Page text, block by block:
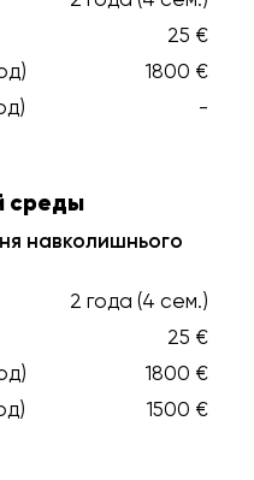
25 €
1800 €
-
среды
навколишнього
2 года (4 сем.)
25 €
1800 €
1500 €